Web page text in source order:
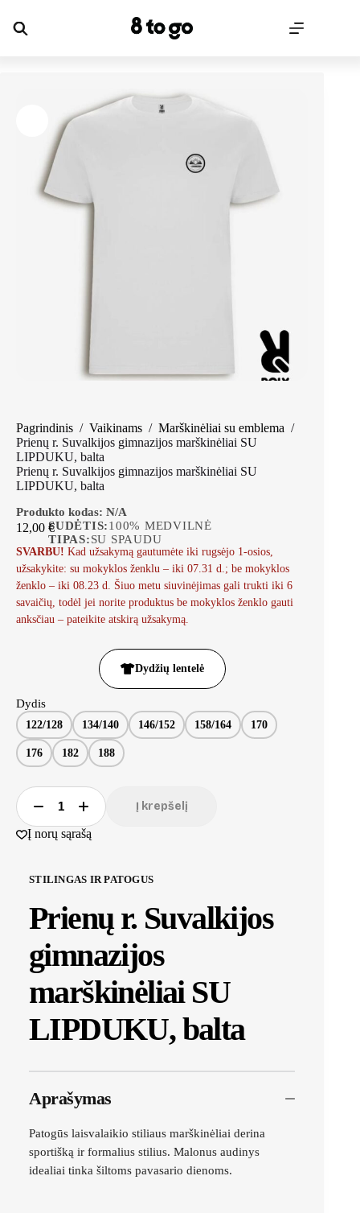
Pagrindinis / Vaikinams / Marškinėliai su emblema /
Prienų r. Suvalkijos gimnazijos marškinėliai SU
LIPDUKU, balta
Prienų r. Suvalkijos gimnazijos marškinėliai SU
LIPDUKU, balta
Produkto kodas: N/A
SUDĖTIS:100% MEDVILNĖ
TIPAS:SU SPAUDU
12,00 €
SVARBU! Kad užsakymą gautumėte iki rugsėjo 1-osios,
užsakykite: su mokyklos ženklu – iki 07.31 d.; be mokyklos
ženklo – iki 08.23 d. Šiuo metu siuvinėjimas gali trukti iki 6
savaičių, todėl jei norite produktus be mokyklos ženklo gauti
anksčiau – pateikite atskirą užsakymą.
Dydžių lentelė
Dydis
122/128 134/140 146/152 158/164 170
176 182 188
Į krepšelį
Į norų sąrašą
STILINGAS IR PATOGUS
Prienų r. Suvalkijos
gimnazijos
marškinėliai SU
LIPDUKU, balta
Aprašymas
Patogūs laisvalaikio stiliaus marškinėliai derina
sportišką ir formalius stilius. Malonus audinys
idealiai tinka šiltoms pavasario dienoms.